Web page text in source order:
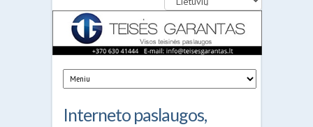
Interneto paslaugos,